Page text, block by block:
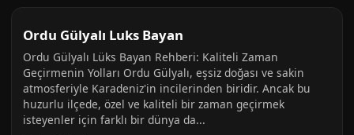
Ordu Gülyalı Luks Bayan
Ordu Gülyalı Lüks Bayan Rehberi: Kaliteli Zaman
Geçirmenin Yolları Ordu Gülyalı, eşsiz doğası ve sakin
atmosferiyle Karadeniz'in incilerinden biridir. Ancak bu
huzurlu ilçede, özel ve kaliteli bir zaman geçirmek
isteyenler için farklı bir dünya da...